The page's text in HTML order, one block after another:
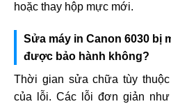
hoặc thay hộp mực mới.
Sửa máy in Canon 6030 bị
được bảo hành không?
Thời gian sửa chữa tùy
của lỗi. Các lỗi đơn giản